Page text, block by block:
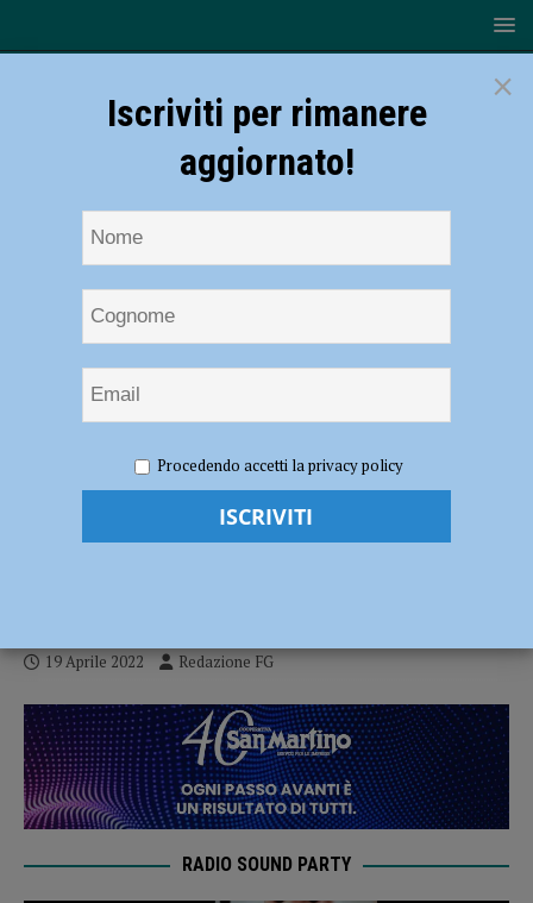
turismo, superate le 4.300 presenze in mostra nella prima settimana
Klimt traino per il turismo, superate le
19 Aprile 2022 Redazione FG
RADIO SOUND PARTY
×
Iscriviti per rimanere
aggiornato!
Procedendo accetti la privacy policy